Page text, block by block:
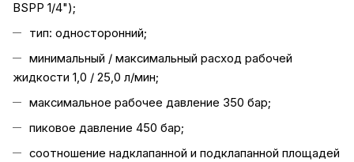
BSPP 1/4");
тип: односторонний;
минимальный / максимальный расход рабочей
жидкости 1,0 / 25,0 л/мин;
максимальное рабочее давление 350 бар;
пиковое давление 450 бар;
соотношение надклапанной и подклапанной площадей